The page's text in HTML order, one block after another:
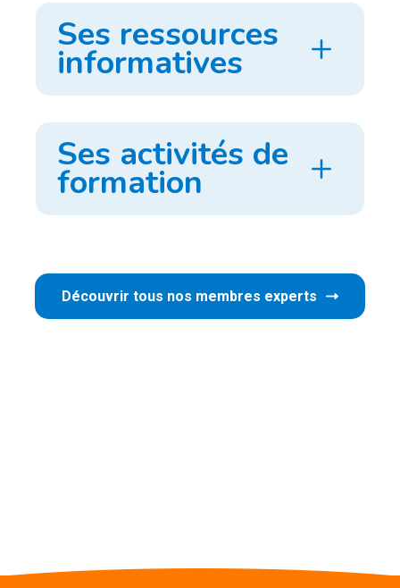
Ses ressources
informatives
Ses activités de
formation
Découvrir tous nos membres experts